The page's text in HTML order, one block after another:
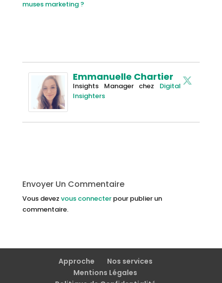
muses marketing ?
Emmanuelle Chartier
Insights Managerchez Digital
Insighters
Envoyer Un Commentaire
Vous devez vous connecterpour publier un
commentaire.
Approche
Nos services
Mentions Légales